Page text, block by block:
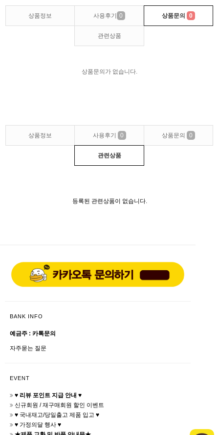
상품정보 사용후기 0 상품문의 0
관련상품
상품문의가 없습니다.
상품정보 사용후기 0 상품문의 0
관련상품
등록된 관련상품이 없습니다.
BANK INFO
예금주 : 카톡문의
자주묻는 질문
EVENT
♥ 리뷰 포인트 지급 안내 ♥
신규회원 / 재구매회원 할인 이벤트
♥ 국내재고/당일출고 제품 입고 ♥
♥ 가정의달 행사 ♥